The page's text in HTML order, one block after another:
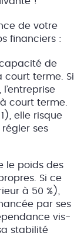
de votre
financiers :
de
court terme. Si
court terme.
elle risque
ses
le poids des
Si ce
à 50 %),
par ses
vis-
stabilité